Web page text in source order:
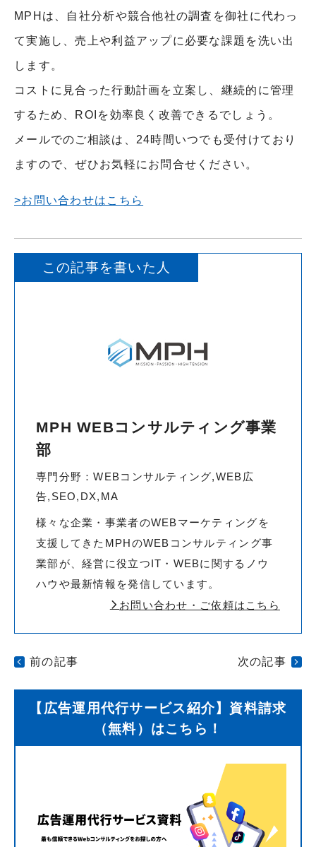
MPHは、自社分析や競合他社の調査を御社に代わっ
て実施し、売上や利益アップに必要な課題を洗い出
します。
コストに見合った行動計画を立案し、継続的に管理
するため、ROIを効率良く改善できるでしょう。
メールでのご相談は、24時間いつでも受付けており
ますので、ぜひお気軽にお問合せください。
>お問い合わせはこちら
この記事を書いた人
MPH WEBコンサルティング事業
部
専門分野：WEBコンサルティング,WEB広
告,SEO,DX,MA
様々な企業・事業者のWEBマーケティングを
支援してきたMPHのWEBコンサルティング事
業部が、経営に役立つIT・WEBに関するノウ
ハウや最新情報を発信しています。
お問い合わせ・ご依頼はこちら
前の記事 次の記事
【広告運用代行サービス紹介】資料請求
（無料）はこちら！